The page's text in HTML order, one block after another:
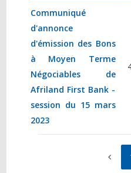
Communiqué
d'annonce
d'émission des Bons
à Moyen Terme
Négociables de
Afriland First Bank -
session du 15 mars
2023